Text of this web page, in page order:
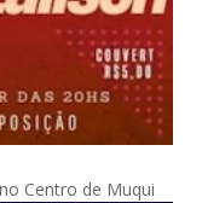
Centro de Muqui